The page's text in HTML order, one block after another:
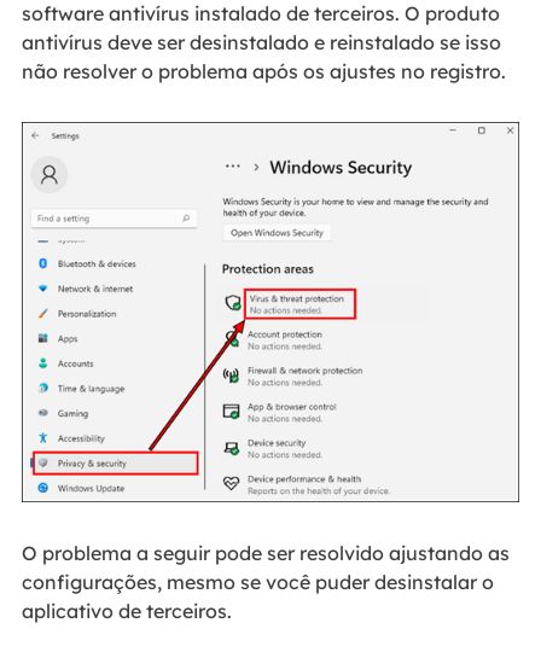
software antivírus instalado de terceiros. O produto
antivírus deve ser desinstalado e reinstalado se isso
não resolver o problema após os ajustes no registro.
O problema a seguir pode ser resolvido ajustando as
configurações, mesmo se você puder desinstalar o
aplicativo de terceiros.